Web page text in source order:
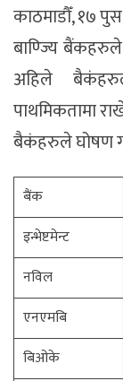
काठमाडौँ, १७
बाण्ज्यि
अहिले
पाथमिकतामा
बैकंहरुले घोषण
बैंक
इन्भेष्टमेन्ट
नविल
एनएमबि
बिओके